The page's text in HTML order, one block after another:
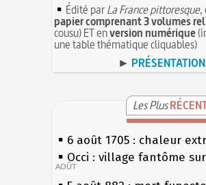
Édité parLa France pittoresque,
papier comprenant 3 volumes
cousu) ET enversion numérique
une table thématique cliquables)
►
Les Plus
6 août 1705 : chaleur
Occi : village fantôme
AOÛT